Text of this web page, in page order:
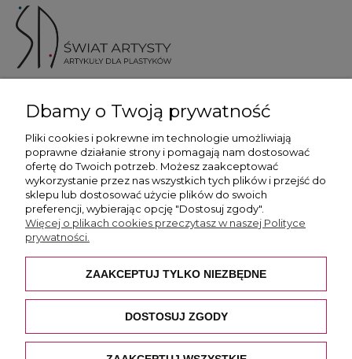
Więcej informacji
Płatność i dostawa
Pomoc
O nas
Dbamy o Twoją prywatność
Pliki cookies i pokrewne im technologie umożliwiają
poprawne działanie strony i pomagają nam dostosować
ofertę do Twoich potrzeb. Możesz zaakceptować
wykorzystanie przez nas wszystkich tych plików i przejść do
sklepu lub dostosować użycie plików do swoich
preferencji, wybierając opcję "Dostosuj zgody".
Więcej o plikach cookies przeczytasz w naszej Polityce
prywatności.
ZAAKCEPTUJ TYLKO NIEZBĘDNE
DOSTOSUJ ZGODY